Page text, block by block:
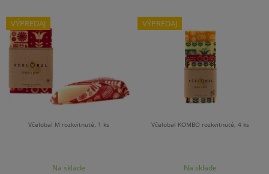
VÝPREDAJ
Včelobal M rozkvitnuté, 1 ks
Na sklade
VÝPREDAJ
Včelobal KOMBO rozkvitnuté, 4 ks
Na sklade